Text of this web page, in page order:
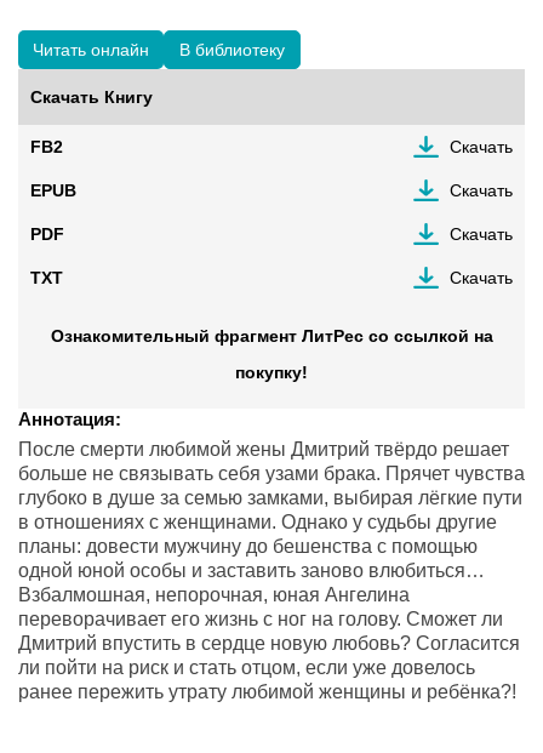
Читать онлайн В библиотеку
Скачать Книгу
FB2 Скачать
EPUB Скачать
PDF Скачать
TXT Скачать
Ознакомительный фрагмент ЛитРес со ссылкой на
покупку!
Аннотация:
После смерти любимой жены Дмитрий твёрдо решает
больше не связывать себя узами брака. Прячет чувства
глубоко в душе за семью замками, выбирая лёгкие пути
в отношениях с женщинами. Однако у судьбы другие
планы: довести мужчину до бешенства с помощью
одной юной особы и заставить заново влюбиться…
Взбалмошная, непорочная, юная Ангелина
переворачивает его жизнь с ног на голову. Сможет ли
Дмитрий впустить в сердце новую любовь? Согласится
ли пойти на риск и стать отцом, если уже довелось
ранее пережить утрату любимой женщины и ребёнка?!